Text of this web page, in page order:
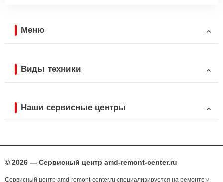
Меню
Виды техники
Наши сервисные центры
© 2026 — Сервисный центр amd-remont-center.ru
Сервисный центр amd-remont-center.ru специализируется на ремонте и